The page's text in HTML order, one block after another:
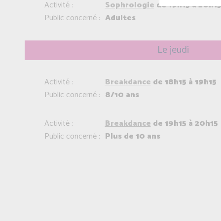
Activité : Sophrologie de 19h15 à 20h15
Public concerné : Adultes
Le jeudi
Activité : Breakdance de 18h15 à 19h15
Public concerné : 8/10 ans
Activité : Breakdance de 19h15 à 20h15
Public concerné : Plus de 10 ans